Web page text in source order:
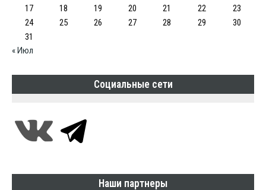
17
18 19 20 21 22
23
24
25 26 27 28 29
30
31
« Июл
Социальные сети
Наши партнеры